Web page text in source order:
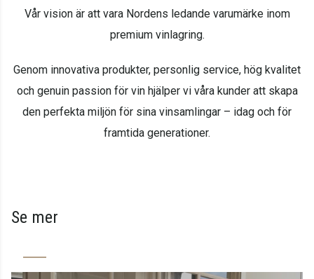
Vår vision är att vara Nordens ledande varumärke inom
premium vinlagring.
Genom innovativa produkter, personlig service, hög kvalitet
och genuin passion för vin hjälper vi våra kunder att skapa
den perfekta miljön för sina vinsamlingar – idag och för
framtida generationer.
Se mer